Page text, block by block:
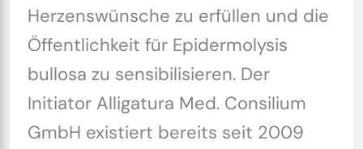
Herzenswünsche zu erfüllen und die
Öffentlichkeit für Epidermolysis
bullosa zu sensibilisieren. Der
Initiator Alligatura Med. Consilium
GmbH existiert bereits seit 2009